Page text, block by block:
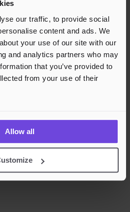
our traffic, to provide social
content and ads. We
your use of our site with our
and analytics partners who may
that you’ve provided to
from your use of their
Allow all